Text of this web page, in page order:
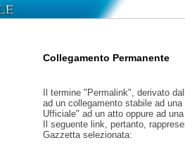
Collegamento Permanente
Il termine "Permalink", derivato
ad un collegamento stabile ad
Ufficiale" ad un atto oppure ad
Il seguente link, pertanto,
Gazzetta selezionata: